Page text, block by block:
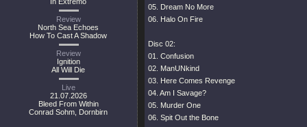
Review
North Sea Echoes
How To Cast A Shadow
Review
Ignition
All Will Die
Live
21.07.2026
Bleed From Within
Conrad Sohm, Dornbirn
05. Dream No More
06. Halo On Fire
Disc 02:
01. Confusion
02. ManUNkind
03. Here Comes Revenge
04. Am I Savage?
05. Murder One
06. Spit Out the Bone